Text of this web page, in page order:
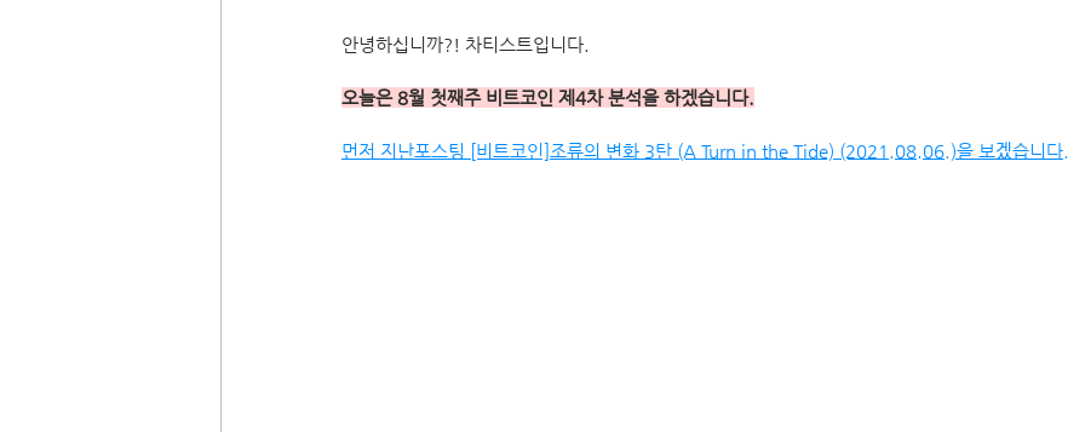
안녕하십니까?! 차티스트입니다.
오늘은 8월 첫째주 비트코인 제4차 분석을 하겠습니다.
먼저 지난포스팅 [비트코인]조류의 변화 3탄 (A Turn in the Tide) (2021.08.06.)을 보겠습니다.